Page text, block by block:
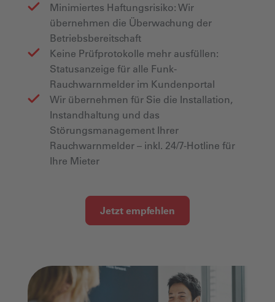
Minimiertes Haftungsrisiko: Wir
übernehmen die Überwachung der
Betriebsbereitschaft
Keine Prüfprotokolle mehr ausfüllen:
Statusanzeige für alle Funk-
Rauchwarnmelder im Kundenportal
Wir übernehmen für Sie die Installation,
Instandhaltung und das
Störungsmanagement Ihrer
Rauchwarnmelder – inkl. 24/7-Hotline für
Ihre Mieter
Jetzt empfehlen